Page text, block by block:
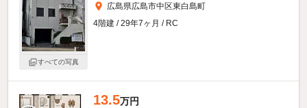
すべての写真
広島県広島市中区東白島町
4階建 / 29年7ヶ月 / RC
13.5万円